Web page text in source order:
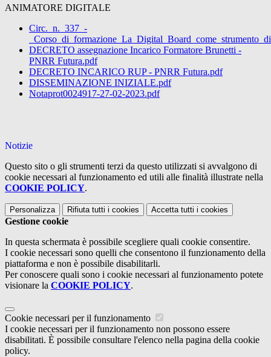
ANIMATORE DIGITALE
Circ._n._337_-
DECRETO assegnazione Incarico Formatore Brunetti -
PNRR Futura.pdf
DECRETO INCARICO RUP - PNRR Futura.pdf
DISSEMINAZIONE INIZIALE.pdf
Notaprot0024917-27-02-2023.pdf
Notizie
Questo sito o gli strumenti terzi da questo utilizzati si avvalgono di
cookie necessari al funzionamento ed utili alle finalità illustrate nella
COOKIE POLICY.
Personalizza Rifiuta tutti i cookies Accetta tutti i cookies
Gestione cookie
In questa schermata è possibile scegliere quali cookie consentire.
I cookie necessari sono quelli che consentono il funzionamento della
piattaforma e non è possibile disabilitarli.
Per conoscere quali sono i cookie necessari al funzionamento potete
visionare la COOKIE POLICY.
Cookie necessari per il funzionamento
I cookie necessari per il funzionamento non possono essere
disabilitati. È possibile consultare l'elenco nella pagina della cookie
policy.